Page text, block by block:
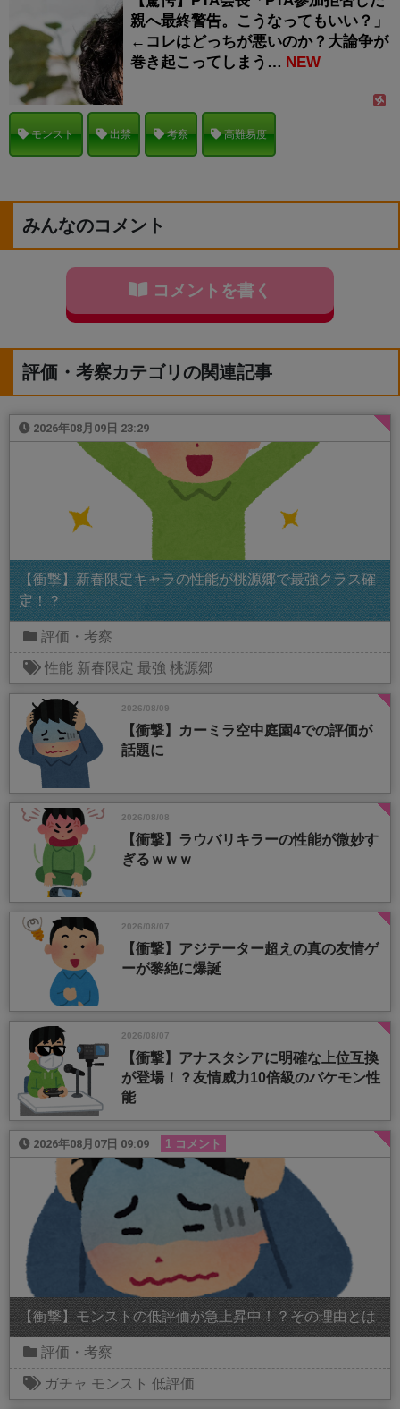
親へ最終警告。こうなってもいい？」
←コレはどっちが悪いのか？大論争が
巻き起こってしまう… NEW
モンスト 出禁 考察 高難易度
みんなのコメント
コメントを書く
評価・考察カテゴリの関連記事
2026年08月09日 23:29
【衝撃】新春限定キャラの性能が桃源郷で最強クラス確
定！？
評価・考察
性能 新春限定 最強 桃源郷
2026/08/09
【衝撃】カーミラ空中庭園4での評価が
話題に
2026/08/08
【衝撃】ラウバリキラーの性能が微妙す
ぎるｗｗｗ
2026/08/07
【衝撃】アジテーター超えの真の友情ゲ
ーが黎絶に爆誕
2026/08/07
【衝撃】アナスタシアに明確な上位互換
が登場！？友情威力10倍級のバケモン性
能
2026年08月07日 09:09 1 コメント
【衝撃】モンストの低評価が急上昇中！？その理由とは
評価・考察
ガチャ モンスト 低評価